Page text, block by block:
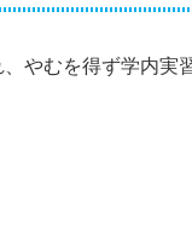
やむを得ず学内実